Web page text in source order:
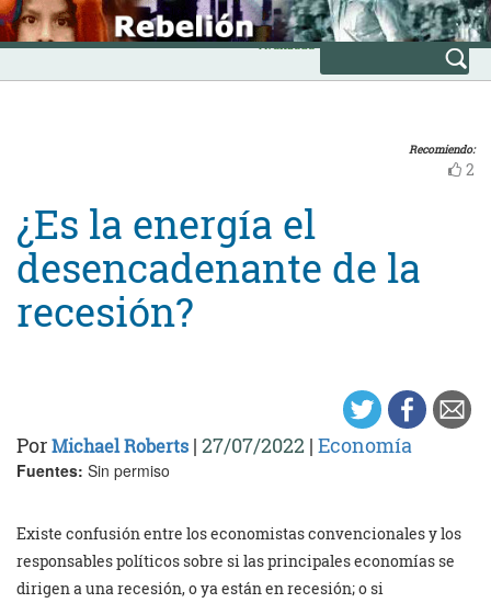
Skip
to
content
INICIO
Avanzada
Recomiendo:
2
¿Es la energía el
desencadenante de la
recesión?
PorMichael Roberts | 27/07/2022 | Economía
Fuentes: Sin permiso
Existe confusión entre los economistas convencionales y los
responsables políticos sobre si las principales economías se
dirigen a una recesión, o ya están en recesión; o si